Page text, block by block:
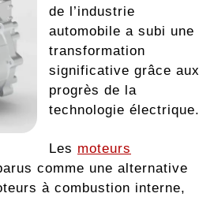
de l’industrie
automobile a subi une
transformation
significative grâce aux
progrès de la
technologie électrique.
Les moteurs
comme une alternative
à combustion interne,